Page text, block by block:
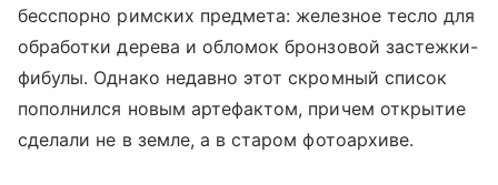
бесспорно римских предмета: железное тесло для
обработки дерева и обломок бронзовой застежки-
фибулы. Однако недавно этот скромный список
пополнился новым артефактом, причем открытие
сделали не в земле, а в старом фотоархиве.